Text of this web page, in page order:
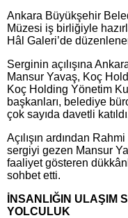
Ankara Büyükşehir
Müzesi iş birliğiyle
Hâl Galeri’de
Serginin açılışına
Mansur Yavaş, Koç
Koç Holding Yönetim
başkanları, belediye
çok sayıda davetli
Açılışın ardından
sergiyi gezen Mansur
faaliyet gösteren
sohbet etti.
İNSANLIĞIN ULAŞIM
YOLCULUK